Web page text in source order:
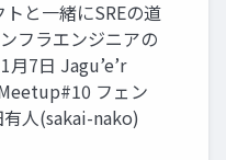
と一緒にSREの道
フラエンジニアの
7日 Jagu’e’r
フェン
人(sakai-nako)